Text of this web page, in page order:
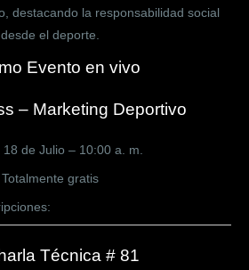
destacando la responsabilidad social
desde el deporte.
Evento en vivo
– Marketing Deportivo
18 de Julio – 10:00 a. m.
Totalmente gratis
Técnica # 81